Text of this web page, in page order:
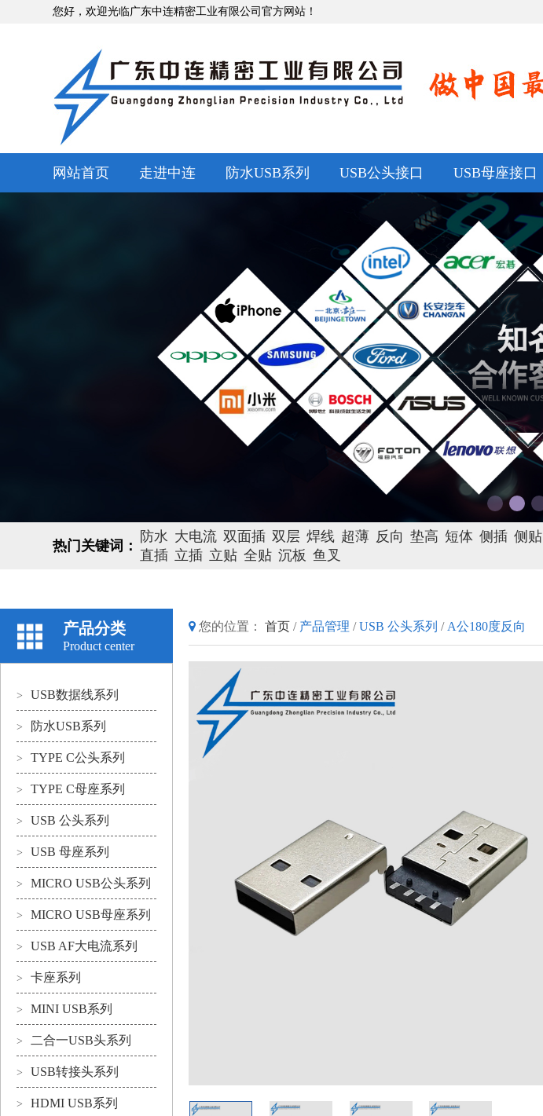
您好，欢迎光临广东中连精密工业有限公司官方网站！
网站首页 走进中连 防水USB系列 USB公头接口 USB母座接口
热门关键词：
防水 大电流 双面插 双层 焊线 超薄 反向 垫高 短体 侧插 侧贴
直插 立插 立贴 全贴 沉板 鱼叉
产品分类
Product center
> USB数据线系列
> 防水USB系列
> TYPE C公头系列
> TYPE C母座系列
> USB 公头系列
> USB 母座系列
> MICRO USB公头系列
> MICRO USB母座系列
> USB AF大电流系列
> 卡座系列
> MINI USB系列
> 二合一USB头系列
> USB转接头系列
> HDMI USB系列
您的位置： 首页 / 产品管理 / USB 公头系列 / A公180度反向